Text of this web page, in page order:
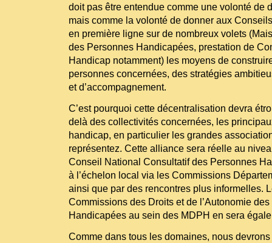
doit pas être entendue comme une volonté de
mais comme la volonté de donner aux
en première ligne sur de nombreux volets
des Personnes Handicapées, prestation de
Handicap notamment) les moyens de
personnes concernées, des stratégies
et d’accompagnement.
C’est pourquoi cette décentralisation devra
delà des collectivités concernées, les
handicap, en particulier les grandes
représentez. Cette alliance sera réelle au
Conseil National Consultatif des Personnes
à l’échelon local via les Commissions
ainsi que par des rencontres plus informelles.
Commissions des Droits et de l’Autonomie
Handicapées au sein des MDPH en sera
Comme dans tous les domaines, nous